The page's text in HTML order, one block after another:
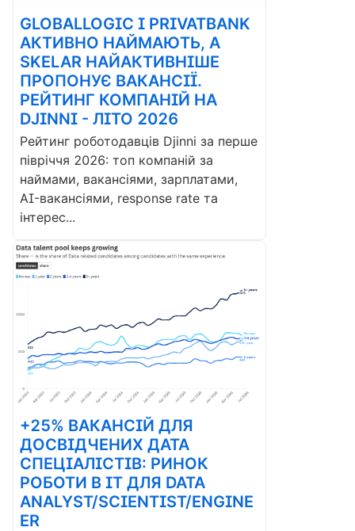
GLOBALLOGIC І PRIVATBANK
АКТИВНО НАЙМАЮТЬ, А
SKELAR НАЙАКТИВНІШЕ
ПРОПОНУЄ ВАКАНСІЇ.
РЕЙТИНГ КОМПАНІЙ НА
DJINNI - ЛІТО 2026
Рейтинг роботодавців Djinni за перше
півріччя 2026: топ компаній за
наймами, вакансіями, зарплатами,
AI-вакансіями, response rate та
інтерес...
+25% ВАКАНСІЙ ДЛЯ
ДОСВІДЧЕНИХ ДАТА
СПЕЦІАЛІСТІВ: РИНОК
РОБОТИ В ІТ ДЛЯ DATA
ANALYST/SCIENTIST/ENGINE
ER